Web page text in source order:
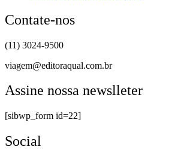
Contate-nos
(11) 3024-9500
viagem@editoraqual.com.br
Assine nossa newslleter
[sibwp_form id=22]
Social